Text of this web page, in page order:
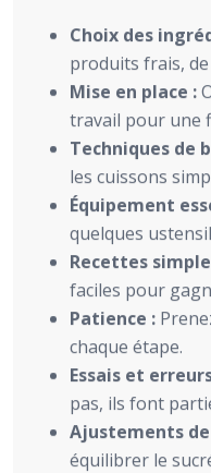
Choix des
produits frais, de
Mise en place :
travail pour une
Techniques de
les cuissons
Équipement
quelques
Recettes
faciles pour
Patience :
chaque étape.
Essais et
pas, ils font
Ajustements de
équilibrer le